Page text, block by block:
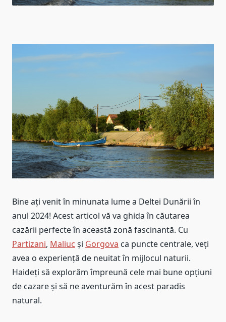
Bine ați venit în minunata lume a Deltei Dunării în
anul 2024! Acest articol vă va ghida în căutarea
cazării perfecte în această zonă fascinantă. Cu
Partizani, Maliuc și Gorgova ca puncte centrale, veți
avea o experiență de neuitat în mijlocul naturii.
Haideți să explorăm împreună cele mai bune opțiuni
de cazare și să ne aventurăm în acest paradis
natural.